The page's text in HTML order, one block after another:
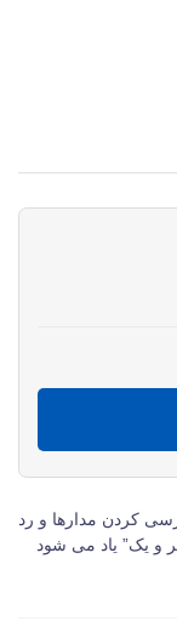
کردن مدارها و رد
و یک” یاد می‌ شود